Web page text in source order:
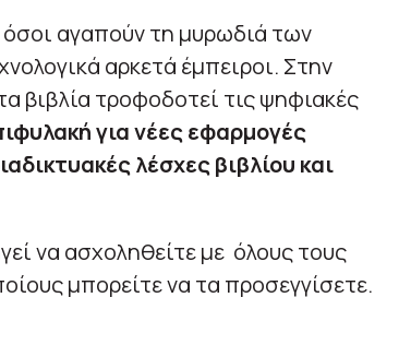
αγαπούν τη μυρωδιά των
αρκετά έμπειροι. Στην
βιβλία τροφοδοτεί τις ψηφιακές
για νέες εφαρμογές
λέσχες βιβλίου και
να ασχοληθείτε με όλους τους
μπορείτε να τα προσεγγίσετε.